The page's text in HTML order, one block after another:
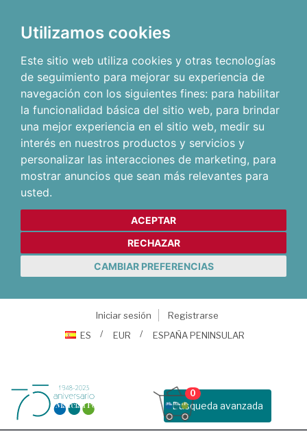
Utilizamos cookies
Este sitio web utiliza cookies y otras tecnologías
de seguimiento para mejorar su experiencia de
navegación con los siguientes fines: para habilitar
la funcionalidad básica del sitio web, para brindar
una mejor experiencia en el sitio web, medir su
interés en nuestros productos y servicios y
personalizar las interacciones de marketing, para
mostrar anuncios que sean más relevantes para
usted.
ACEPTAR
RECHAZAR
CAMBIAR PREFERENCIAS
Iniciar sesión
Registrarse
ES
EUR ESPAÑA PENINSULAR
Busqueda avanzada
0